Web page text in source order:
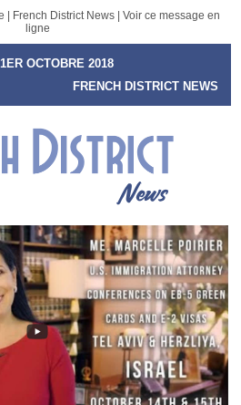
| French District News | Voir ce message en
ligne
OCTOBRE 2018
FRENCH DISTRICT NEWS